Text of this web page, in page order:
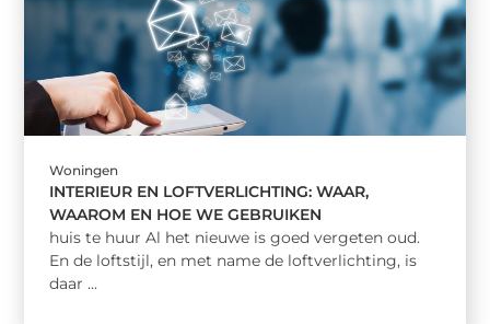
Woningen
INTERIEUR EN LOFTVERLICHTING: WAAR,
WAAROM EN HOE WE GEBRUIKEN
huis te huur Al het nieuwe is goed vergeten oud.
En de loftstijl, en met name de loftverlichting, is
daar ...